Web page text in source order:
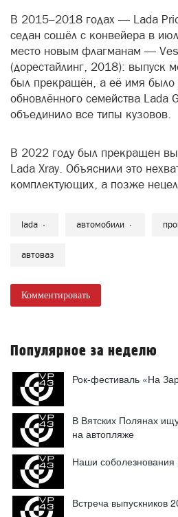
В 2015–2018 годах — Lada
седан сошёл с конвейера в
место новым флагманам —
(дорестайлинг, 2018): выпуск
был прекращён, а её имя было
обновлённого семейства Lada
объединило все типы кузовов.
В 2022 году был прекращен
Lada Xray. Объяснили это
комплектующих, а позже
lada автомобили
автоваз
Комментировать
Популярное за неделю
Рок-фестиваль «На
В Вятских Полянах
на автопляже
Наши
Встреча выпускников